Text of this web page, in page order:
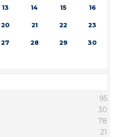
13 14 15 16
20 21 22 23
27 28 29 30
95
30
78
21